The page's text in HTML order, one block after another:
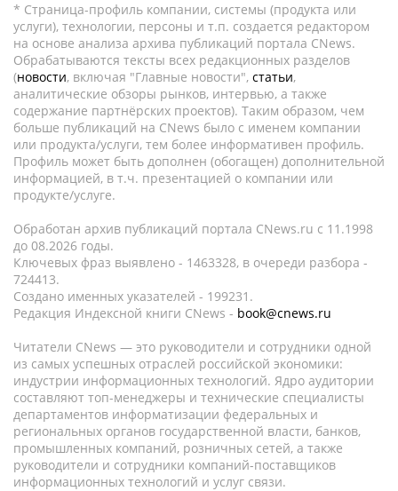
* Страница-профиль компании, системы (продукта или
услуги), технологии, персоны и т.п. создается редактором
на основе анализа архива публикаций портала CNews.
Обрабатываются тексты всех редакционных разделов
(новости, включая "Главные новости", статьи,
аналитические обзоры рынков, интервью, а также
содержание партнёрских проектов). Таким образом, чем
больше публикаций на CNews было с именем компании
или продукта/услуги, тем более информативен профиль.
Профиль может быть дополнен (обогащен) дополнительной
информацией, в т.ч. презентацией о компании или
продукте/услуге.
Обработан архив публикаций портала CNews.ru c 11.1998
до 08.2026 годы.
Ключевых фраз выявлено - 1463328, в очереди разбора -
724413.
Создано именных указателей - 199231.
Редакция Индексной книги CNews - book@cnews.ru
Читатели CNews — это руководители и сотрудники одной
из самых успешных отраслей российской экономики:
индустрии информационных технологий. Ядро аудитории
составляют топ-менеджеры и технические специалисты
департаментов информатизации федеральных и
региональных органов государственной власти, банков,
промышленных компаний, розничных сетей, а также
руководители и сотрудники компаний-поставщиков
информационных технологий и услуг связи.